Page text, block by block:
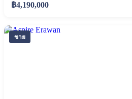
฿4,190,000
ขาย